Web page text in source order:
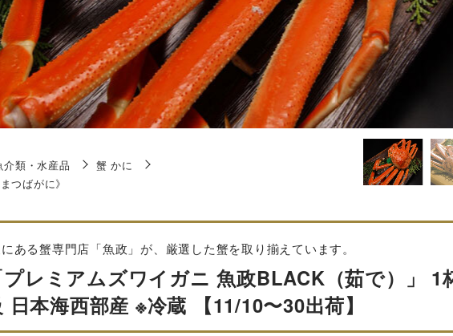
介類・水産品
蟹 かに
つばがに》
ある蟹専門店「魚政」が、厳選した蟹を取り揃えています。
レミアムズワイガニ 魚政BLACK（茹で）」 1
日本海西部産 ※冷蔵 【11/10〜30出荷】